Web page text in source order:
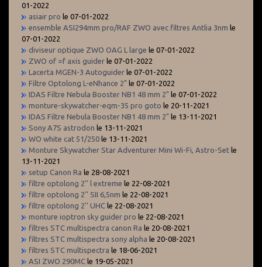
01-2022
asiair pro le 07-01-2022
ensemble ASI294mm pro/RAF ZWO avec filtres Antlia 3nm le
07-01-2022
diviseur optique ZWO OAG L large le 07-01-2022
ZWO of =f axis guider le 07-01-2022
Lacerta MGEN-3 Autoguider le 07-01-2022
Filtre Optolong L-eNhance 2" le 07-01-2022
IDAS Filtre Nebula Booster NB1 48 mm 2" le 07-01-2022
monture-skywatcher-eqm-35 pro goto le 20-11-2021
IDAS Filtre Nebula Booster NB1 48 mm 2" le 13-11-2021
Sony A7S astrodon le 13-11-2021
WO white cat 51/250 le 13-11-2021
Monture Skywatcher Star Adventurer Mini Wi-Fi, Astro-Set le
13-11-2021
setup Canon Ra le 28-08-2021
filtre optolong 2'' l extreme le 22-08-2021
filtre optolong 2'' SII 6,5nm le 22-08-2021
filtre optolong 2'' UHC le 22-08-2021
monture ioptron sky guider pro le 22-08-2021
filtres STC multispectra canon Ra le 20-08-2021
filtres STC multispectra sony alpha le 20-08-2021
filtres STC multispectra le 18-06-2021
ASI ZWO 290MC le 19-05-2021